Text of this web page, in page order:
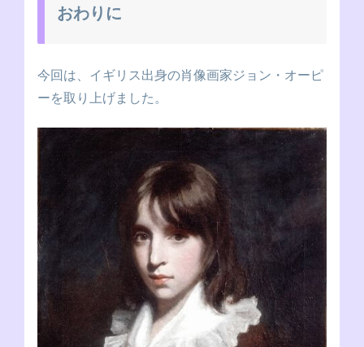
おわりに
今回は、イギリス出身の肖像画家ジョン・オーピ
ーを取り上げました。